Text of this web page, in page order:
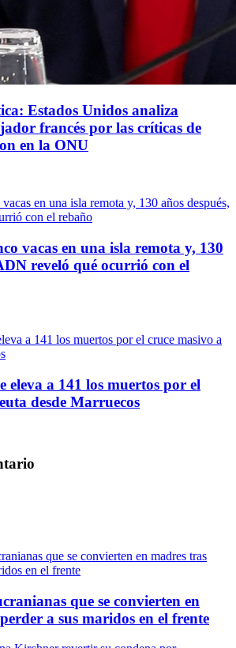
Estados Unidos analiza
francés por las críticas de
en la ONU
vacas en una isla remota y, 130
reveló qué ocurrió con el
eleva a 141 los muertos por el
desde Marruecos
que se convierten en
a sus maridos en el frente